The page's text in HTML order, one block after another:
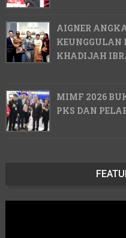
AIGNER
KEUNGGULAN
KHADIJAH
MIMF 2026
PKS DAN